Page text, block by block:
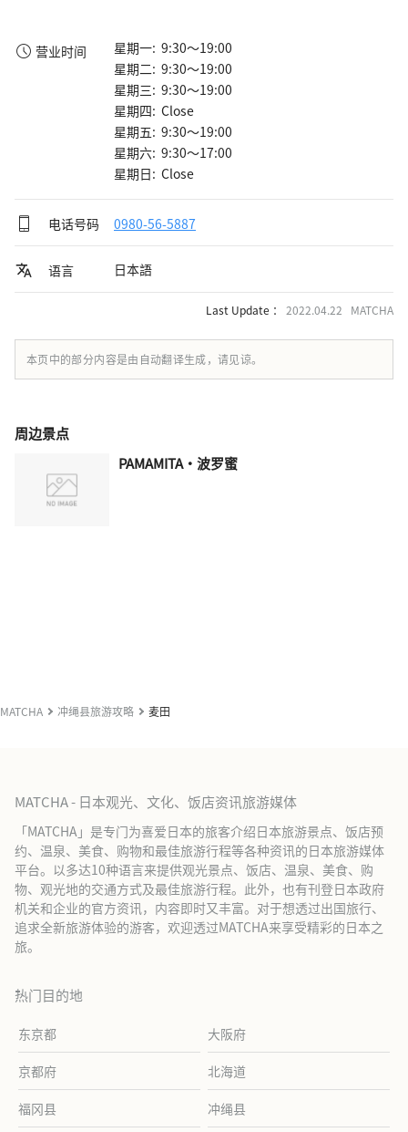
营业时间
星期一: 9:30～19:00
星期二: 9:30～19:00
星期三: 9:30～19:00
星期四: Close
星期五: 9:30～19:00
星期六: 9:30～17:00
星期日: Close
电话号码 0980-56-5887
语言 日本語
Last Update ： 2022.04.22 MATCHA
本页中的部分内容是由自动翻译生成，请见谅。
周边景点
PAMAMITA·波罗蜜
MATCHA 冲绳县旅游攻略 麦田
MATCHA - 日本观光、文化、饭店资讯旅游媒体
「MATCHA」是专门为喜爱日本的旅客介绍日本旅游景点、饭店预
约、温泉、美食、购物和最佳旅游行程等各种资讯的日本旅游媒体
平台。以多达10种语言来提供观光景点、饭店、温泉、美食、购
物、观光地的交通方式及最佳旅游行程。此外，也有刊登日本政府
机关和企业的官方资讯，内容即时又丰富。对于想透过出国旅行、
追求全新旅游体验的游客，欢迎透过MATCHA来享受精彩的日本之
旅。
热门目的地
东京都 大阪府
京都府 北海道
福冈县 冲绳县